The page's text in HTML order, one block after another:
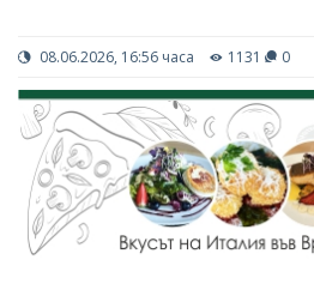
08.06.2026, 16:56 часа 1131 0